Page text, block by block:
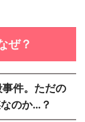
ぜ？
件。ただの
のか…？